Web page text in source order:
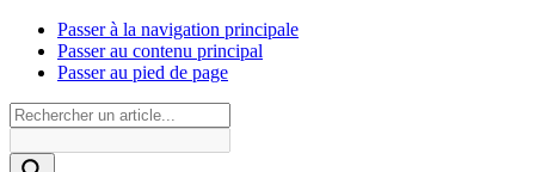
Passer à la navigation principale
Passer au contenu principal
Passer au pied de page